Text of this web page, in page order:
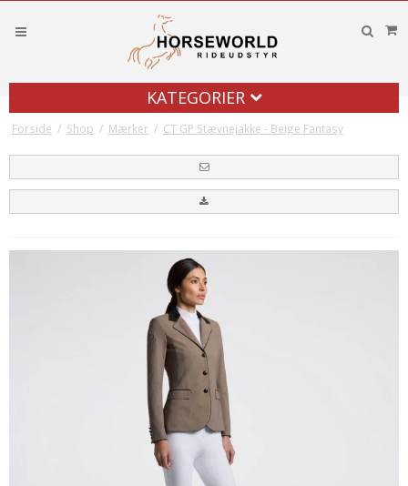
KATEGORIER
Forside / Shop / Mærker / CT GP Stævnejakke - Beige Fantasy